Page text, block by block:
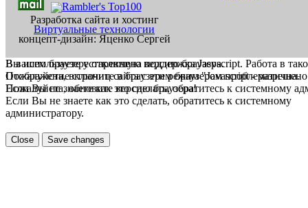
Разработка сайта и хостинг
Виртуальные технологии
концепт-дизайн: Яценко Сергей
В вашем браузере отключена поддержка Jasvscript. Работа в
Пожалуйста, включите в браузере режим "Javascript -
Если Вы не знаете как это сделать, обратитесь к системному
Вы используете устаревшую версию браузера.
Отображение страниц сайта с этим браузером проблематична.
Пожалуйста, обновите версию браузера!
Если Вы не знаете как это сделать, обратитесь к системному
администратору.
Close Save changes